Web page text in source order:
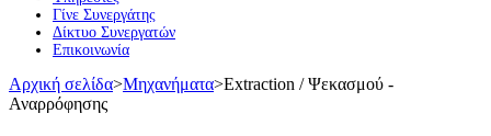
Γίνε Συνεργάτης
Δίκτυο Συνεργατών
Επικοινωνία
Αρχική σελίδα>Μηχανήματα>Extraction / Ψεκασμού -
Αναρρόφησης